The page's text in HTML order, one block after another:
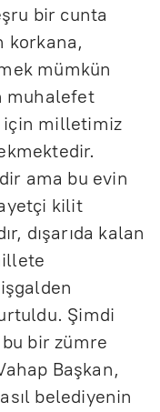
bir cunta
korkana,
mümkün
muhalefet
için milletimiz
ama bu evin
kilit
dışarıda kalan
Şimdi
bir zümre
Başkan,
belediyenin